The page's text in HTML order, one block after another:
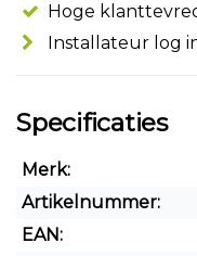
Hoge
Installateur log
Specificaties
Merk:
Artikelnummer:
EAN: